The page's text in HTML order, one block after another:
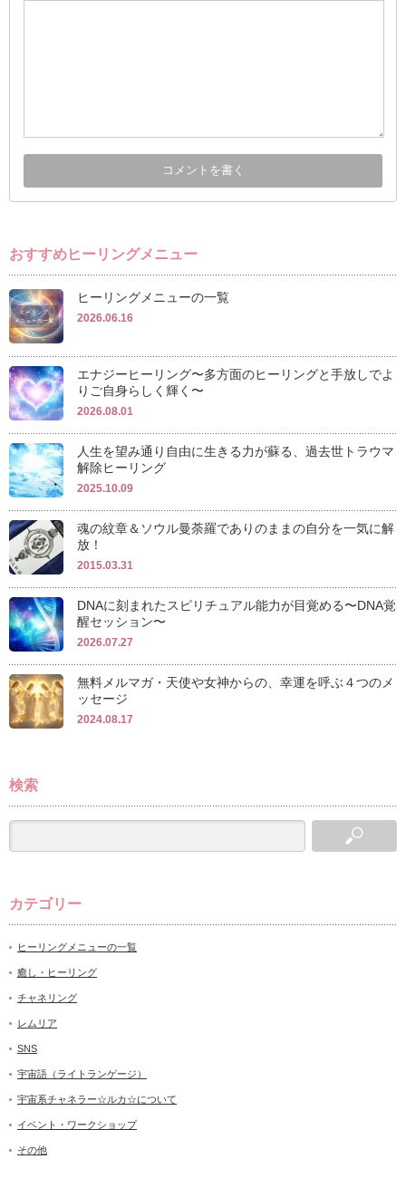
おすすめヒーリングメニュー
ヒーリングメニューの一覧
2026.06.16
エナジーヒーリング〜多方面のヒーリングと手放しでよ
りご自身らしく輝く〜
2026.08.01
人生を望み通り自由に生きる力が蘇る、過去世トラウマ
解除ヒーリング
2025.10.09
魂の紋章＆ソウル曼荼羅でありのままの自分を一気に解
放！
2015.03.31
DNAに刻まれたスピリチュアル能力が目覚める〜DNA覚
醒セッション〜
2026.07.27
無料メルマガ・天使や女神からの、幸運を呼ぶ４つのメ
ッセージ
2024.08.17
検索
カテゴリー
ヒーリングメニューの一覧
癒し・ヒーリング
チャネリング
レムリア
SNS
宇宙語（ライトランゲージ）
宇宙系チャネラー☆ルカ☆について
イベント・ワークショップ
その他